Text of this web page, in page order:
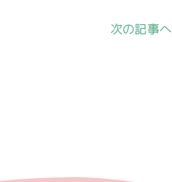
次の記事へ